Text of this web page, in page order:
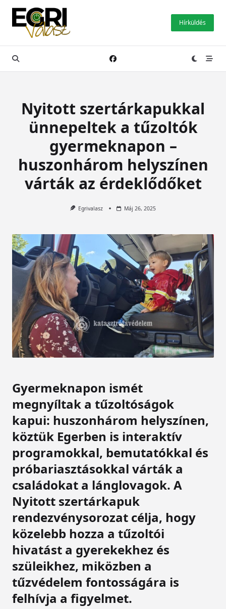
Skip
content
Hírküldés
Nyitott szertárkapukkal
ünnepeltek a tűzoltók
gyermeknapon –
huszonhárom helyszínen
várták az érdeklődőket
Egrivalasz Máj 26, 2025
Gyermeknapon ismét
megnyíltak a tűzoltóságok
kapui: huszonhárom helyszínen,
köztük Egerben is interaktív
programokkal, bemutatókkal és
próbariasztásokkal várták a
családokat a lánglovagok. A
Nyitott szertárkapuk
rendezvénysorozat célja, hogy
közelebb hozza a tűzoltói
hivatást a gyerekekhez és
szüleikhez, miközben a
tűzvédelem fontosságára is
felhívja a figyelmet.